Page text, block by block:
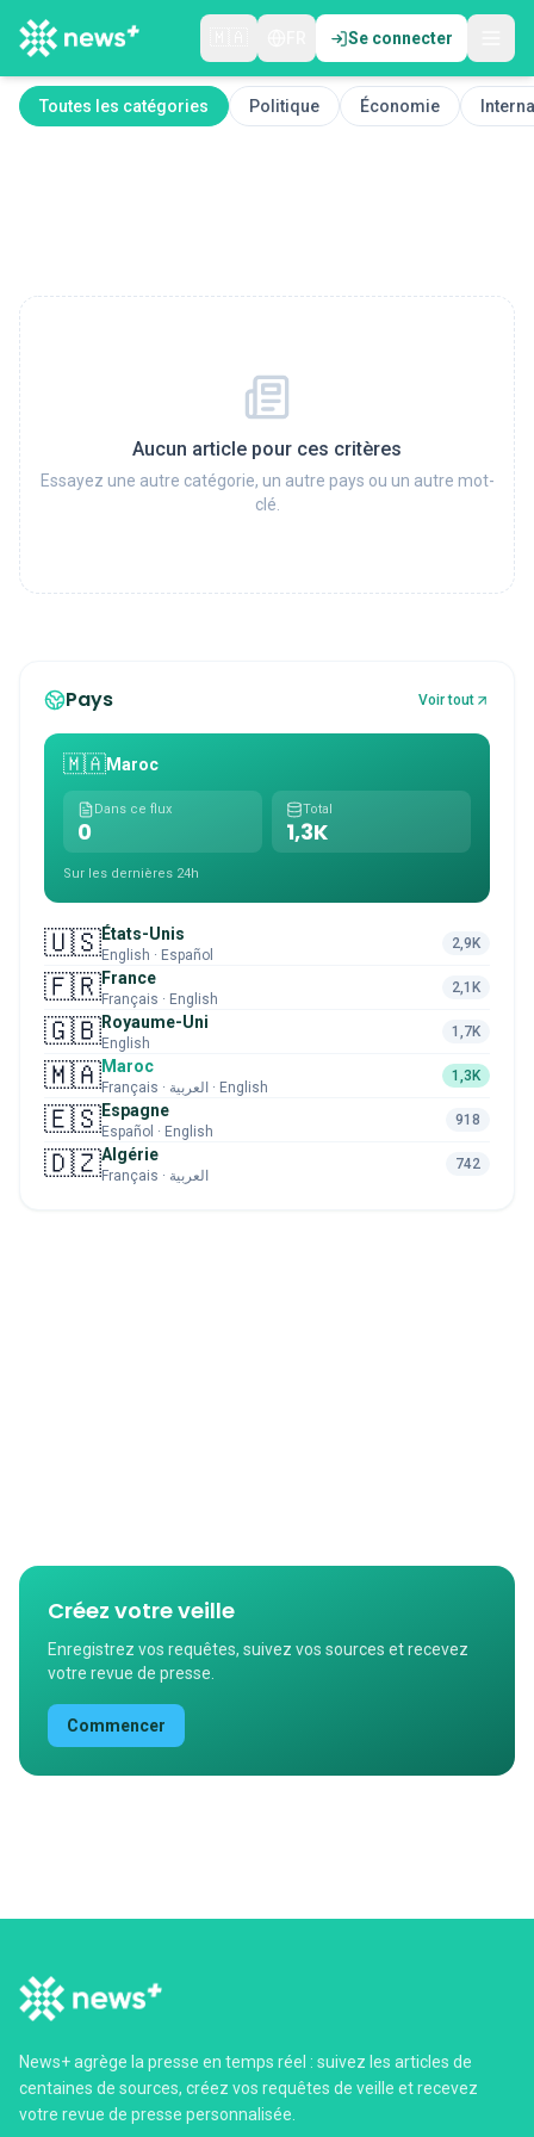
Se connecter
Toutes les catégories Politique Économie
Aucun article pour ces critères
Essayez une autre catégorie, un autre pays ou un autre mot-
clé.
Pays Voir tout
🇲🇦Maroc
Dans ce flux
0
Total
1,3K
Sur les dernières 24h
🇺🇸États-Unis
English · Español
2,9K
🇫🇷France
Français · English
2,1K
🇬🇧Royaume-Uni
English
1,7K
🇲🇦Maroc
Français · العربية · English
1,3K
🇪🇸Espagne
Español · English
918
🇩🇿Algérie
Français · العربية
742
Créez votre veille
Enregistrez vos requêtes, suivez vos sources et recevez
votre revue de presse.
Commencer
News+ agrège la presse en temps réel : suivez les articles de
centaines de sources, créez vos requêtes de veille et recevez
votre revue de presse personnalisée.